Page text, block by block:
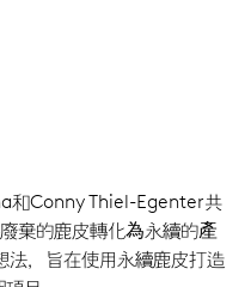
和Conny Thiel-Egenter共
棄的鹿皮轉化為永續的產
法，旨在使用永續鹿皮打造